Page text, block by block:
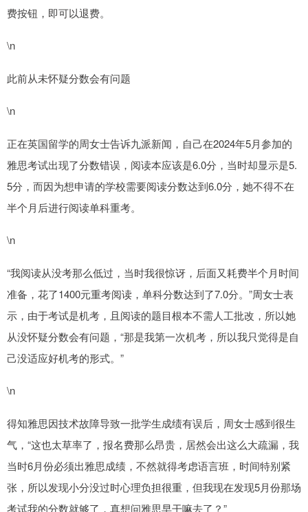
费按钮，即可以退费。
\n
此前从未怀疑分数会有问题
\n
正在英国留学的周女士告诉九派新闻，自己在2024年5月参加的
雅思考试出现了分数错误，阅读本应该是6.0分，当时却显示是5.
5分，而因为想申请的学校需要阅读分数达到6.0分，她不得不在
半个月后进行阅读单科重考。
\n
“我阅读从没考那么低过，当时我很惊讶，后面又耗费半个月时间
准备，花了1400元重考阅读，单科分数达到了7.0分。”周女士表
示，由于考试是机考，且阅读的题目根本不需人工批改，所以她
从没怀疑分数会有问题，“那是我第一次机考，所以我只觉得是自
己没适应好机考的形式。”
\n
得知雅思因技术故障导致一批学生成绩有误后，周女士感到很生
气，“这也太草率了，报名费那么昂贵，居然会出这么大疏漏，我
当时6月份必须出雅思成绩，不然就得考虑语言班，时间特别紧
张，所以发现小分没过时心理负担很重，但我现在发现5月份那场
考试我的分数就够了，真想问雅思早干嘛去了？”